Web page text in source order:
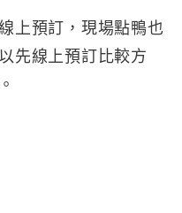
上預訂，現場點鴨也
先線上預訂比較方